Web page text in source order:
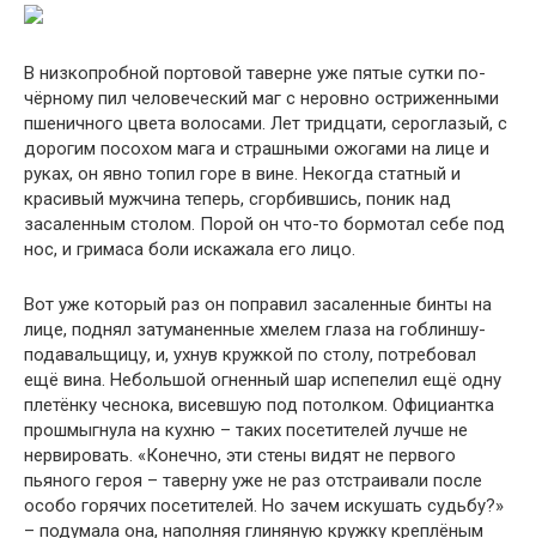
В низкопробной портовой таверне уже пятые сутки по-
чёрному пил человеческий маг с неровно остриженными
пшеничного цвета волосами. Лет тридцати, сероглазый, с
дорогим посохом мага и страшными ожогами на лице и
руках, он явно топил горе в вине. Некогда статный и
красивый мужчина теперь, сгорбившись, поник над
засаленным столом. Порой он что-то бормотал себе под
нос, и гримаса боли искажала его лицо.
Вот уже который раз он поправил засаленные бинты на
лице, поднял затуманенные хмелем глаза на гоблиншу-
подавальщицу, и, ухнув кружкой по столу, потребовал
ещё вина. Небольшой огненный шар испепелил ещё одну
плетёнку чеснока, висевшую под потолком. Официантка
прошмыгнула на кухню – таких посетителей лучше не
нервировать. «Конечно, эти стены видят не первого
пьяного героя – таверну уже не раз отстраивали после
особо горячих посетителей. Но зачем искушать судьбу?»
– подумала она, наполняя глиняную кружку креплёным